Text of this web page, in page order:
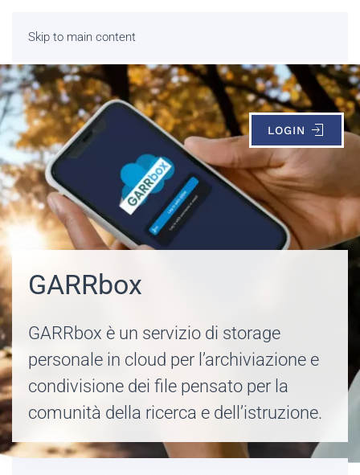
Skip to main content
LOGIN
GARRbox
GARRbox è un servizio di storage
personale in cloud per l’archiviazione e
condivisione dei file pensato per la
comunità della ricerca e dell’istruzione.